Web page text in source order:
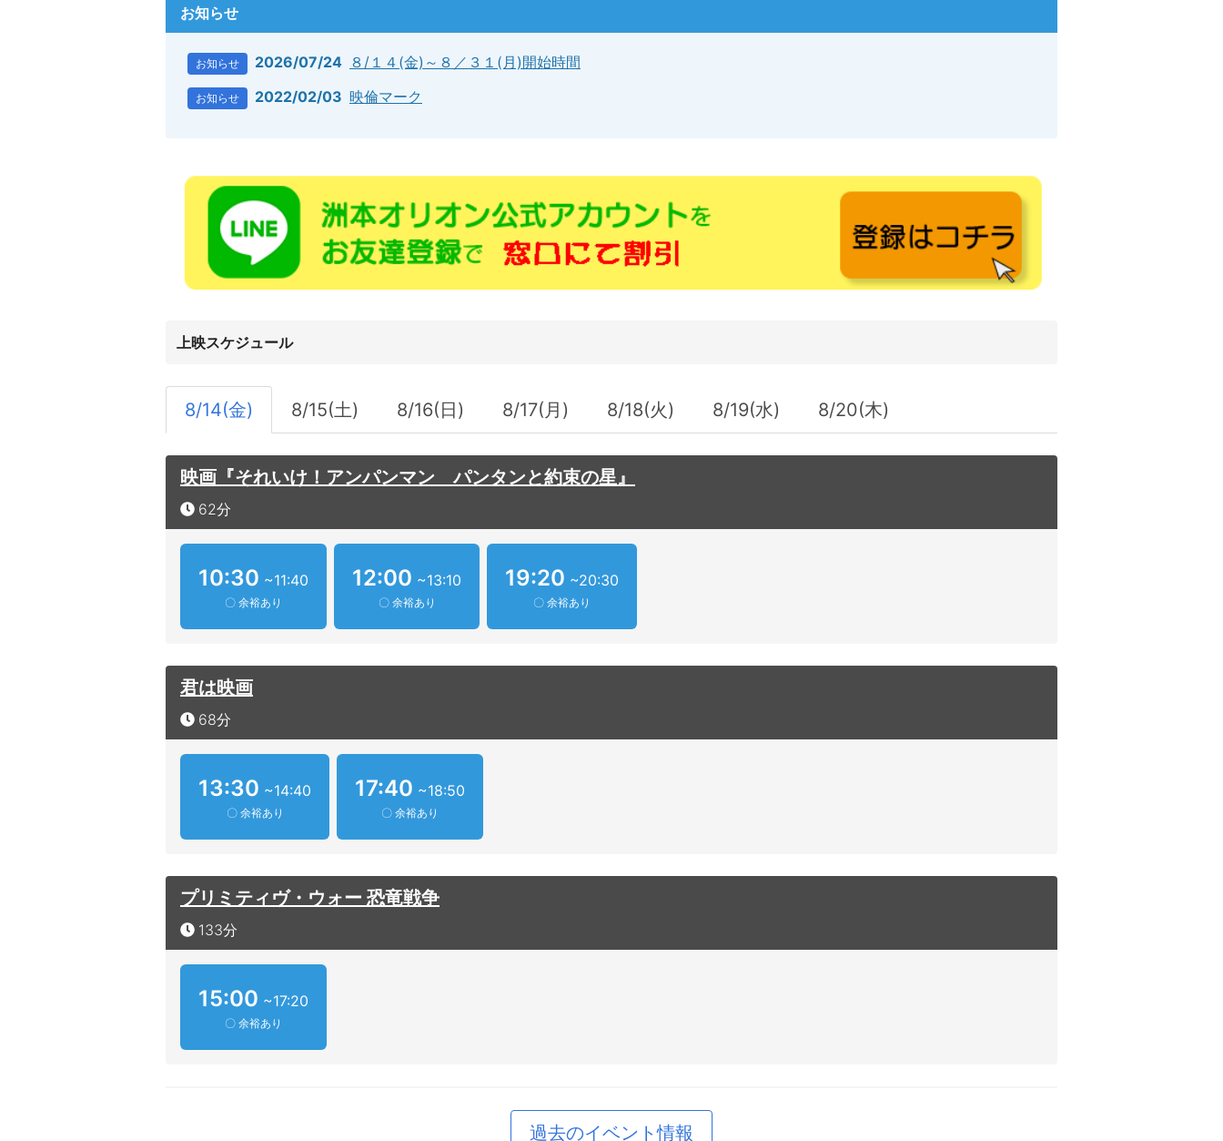
お知らせ
お知らせ 2026/07/24 ８/１４(金)～８／３１(月)開始時間
お知らせ 2022/02/03 映倫マーク
上映スケジュール
8/14(金) 8/15(土) 8/16(日) 8/17(月) 8/18(火) 8/19(水) 8/20(木)
映画『それいけ！アンパンマン パンタンと約束の星』
62分
10:30 ~11:40
〇 余裕あり
12:00 ~13:10
〇 余裕あり
19:20 ~20:30
〇 余裕あり
君は映画
68分
13:30 ~14:40
〇 余裕あり
17:40 ~18:50
〇 余裕あり
プリミティヴ・ウォー 恐竜戦争
133分
15:00 ~17:20
〇 余裕あり
過去のイベント情報